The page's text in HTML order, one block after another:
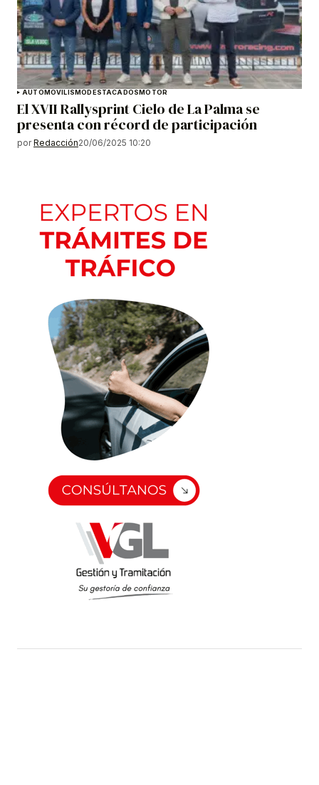
AUTOMOVILISMODESTACADOSMOTOR
El XVII Rallysprint Cielo de La Palma se
presenta con récord de participación
por Redacción20/06/2025 10:20